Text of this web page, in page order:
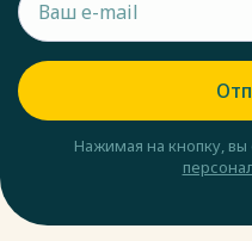
Нажимая на кнопку, вы